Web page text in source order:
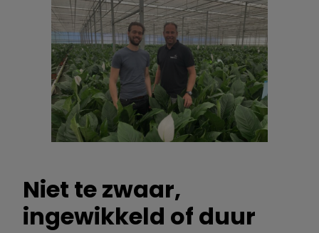
Niet te zwaar,
ingewikkeld of duur